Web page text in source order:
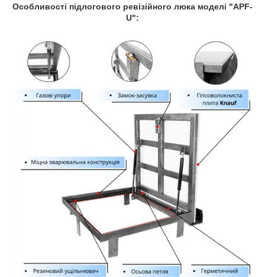
Особливості підлогового ревізійного люка моделі "APF-
U":